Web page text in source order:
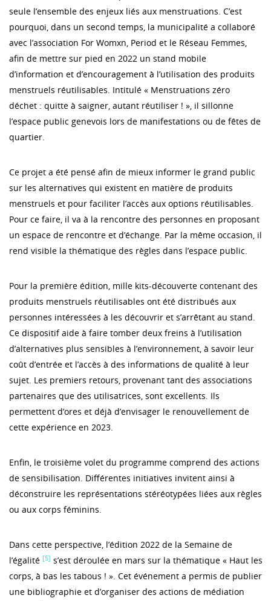
seule l’ensemble des enjeux liés aux menstruations. C’est
pourquoi, dans un second temps, la municipalité a collaboré
avec l’association For Womxn, Period et le Réseau Femmes,
afin de mettre sur pied en 2022 un stand mobile
d’information et d’encouragement à l’utilisation des produits
menstruels réutilisables. Intitulé « Menstruations zéro
déchet : quitte à saigner, autant réutiliser ! », il sillonne
l’espace public genevois lors de manifestations ou de fêtes de
quartier.
Ce projet a été pensé afin de mieux informer le grand public
sur les alternatives qui existent en matière de produits
menstruels et pour faciliter l’accès aux options réutilisables.
Pour ce faire, il va à la rencontre des personnes en proposant
un espace de rencontre et d’échange. Par la même occasion, il
rend visible la thématique des règles dans l’espace public.
Pour la première édition, mille kits-découverte contenant des
produits menstruels réutilisables ont été distribués aux
personnes intéressées à les découvrir et s’arrêtant au stand.
Ce dispositif aide à faire tomber deux freins à l’utilisation
d’alternatives plus sensibles à l’environnement, à savoir leur
coût d’entrée et l’accès à des informations de qualité à leur
sujet. Les premiers retours, provenant tant des associations
partenaires que des utilisatrices, sont excellents. Ils
permettent d’ores et déjà d’envisager le renouvellement de
cette expérience en 2023.
Enfin, le troisième volet du programme comprend des actions
de sensibilisation. Différentes initiatives invitent ainsi à
déconstruire les représentations stéréotypées liées aux règles
ou aux corps féminins.
Dans cette perspective, l’édition 2022 de la Semaine de
l’égalité [5] s’est déroulée en mars sur la thématique « Haut les
corps, à bas les tabous ! ». Cet événement a permis de publier
une bibliographie et d’organiser des actions de médiation